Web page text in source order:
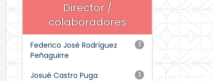
Director /
colaboradores
1
Federico José Rodríguez
Peñaguirre
1
Josué Castro Puga